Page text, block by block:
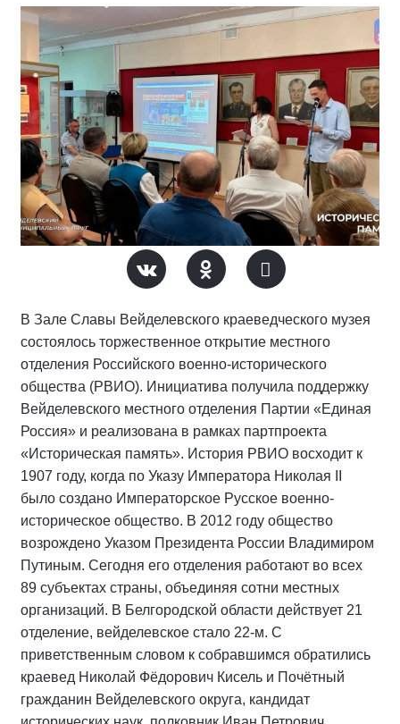
В Зале Славы Вейделевского краеведческого музея
состоялось торжественное открытие местного
отделения Российского военно-исторического
общества (РВИО). Инициатива получила поддержку
Вейделевского местного отделения Партии «Единая
Россия» и реализована в рамках партпроекта
«Историческая память». История РВИО восходит к
1907 году, когда по Указу Императора Николая II
было создано Императорское Русское военно-
историческое общество. В 2012 году общество
возрождено Указом Президента России Владимиром
Путиным. Сегодня его отделения работают во всех
89 субъектах страны, объединяя сотни местных
организаций. В Белгородской области действует 21
отделение, вейделевское стало 22-м. С
приветственным словом к собравшимся обратились
краевед Николай Фёдорович Кисель и Почётный
гражданин Вейделевского округа, кандидат